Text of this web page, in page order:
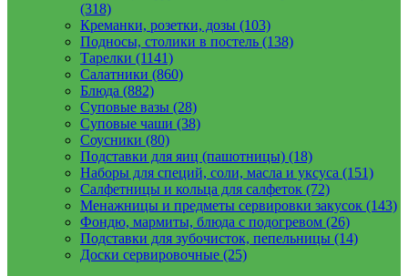
(318)
Креманки, розетки, дозы (103)
Подносы, столики в постель (138)
Тарелки (1141)
Салатники (860)
Блюда (882)
Суповые вазы (28)
Суповые чаши (38)
Соусники (80)
Подставки для яиц (пашотницы) (18)
Наборы для специй, соли, масла и уксуса (151)
Салфетницы и кольца для салфеток (72)
Менажницы и предметы сервировки закусок (143)
Фондю, мармиты, блюда с подогревом (26)
Подставки для зубочисток, пепельницы (14)
Доски сервировочные (25)